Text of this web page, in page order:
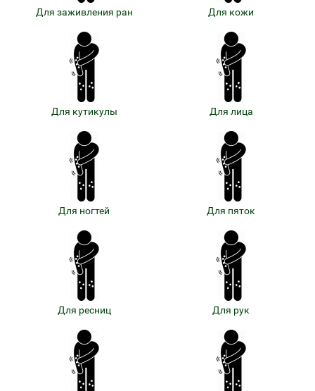
Для заживления ран Для кожи
Для кутикулы Для лица
Для ногтей Для пяток
Для ресниц Для рук